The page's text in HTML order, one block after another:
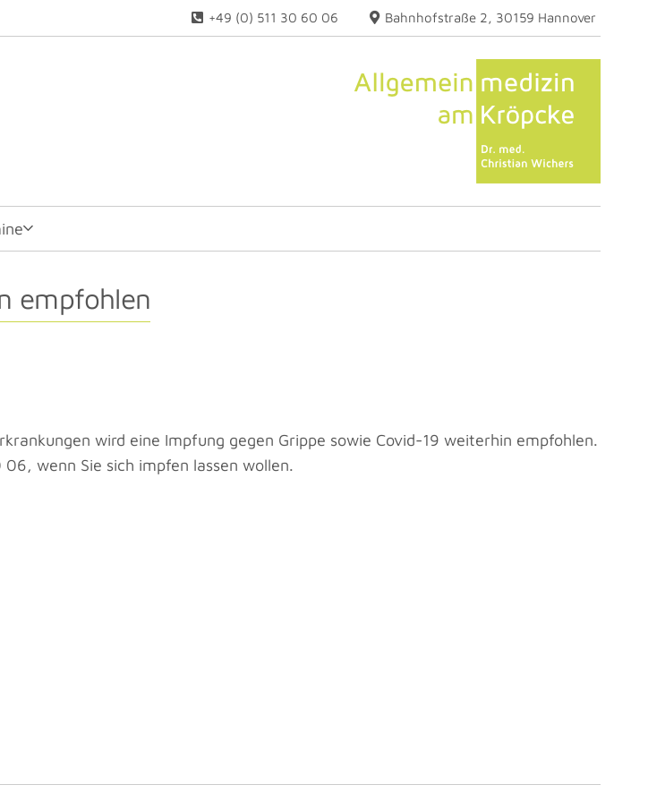
+49 (0) 511 30 60 06 Bahnhofstraße 2, 30159 Hannover
empfohlen
wird eine Impfung gegen Grippe sowie Covid-19 weiterhin empfohlen.
wenn Sie sich impfen lassen wollen.